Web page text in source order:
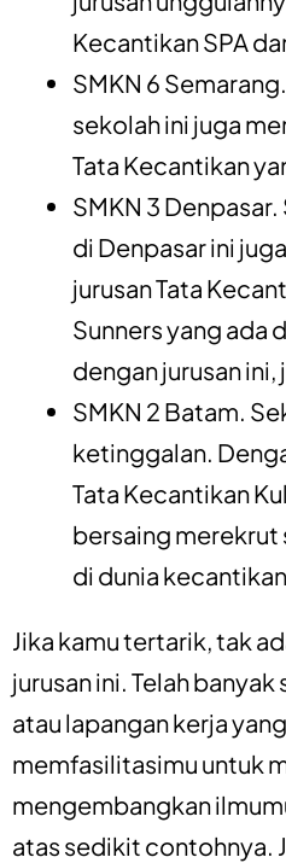
Kecantikan SPA
SMKN 6
sekolah ini juga
Tata Kecantikan
SMKN 3
di Denpasar ini
jurusan Tata
Sunners yang ada
dengan jurusan
SMKN 2 Batam.
ketinggalan.
Tata Kecantikan
bersaing
di dunia
Jika kamu tertarik, tak
jurusan ini. Telah
atau lapangan kerja
memfasilitasimu untuk
mengembangkan
atas sedikit contohnya.